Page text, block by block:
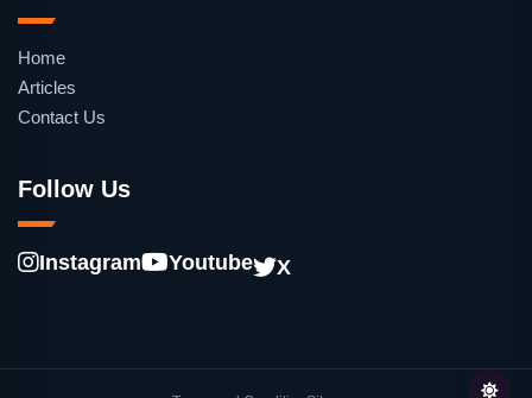
Home
Articles
Contact Us
Follow Us
Instagram Youtube X